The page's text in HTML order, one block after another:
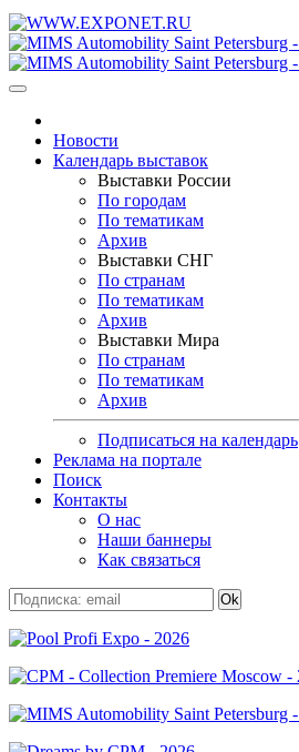
Новости
Календарь выставок
Выставки России
По городам
По тематикам
Архив
Выставки СНГ
По странам
По тематикам
Архив
Выставки Мира
По странам
По тематикам
Архив
Подписаться на календарь
Реклама на портале
Поиск
Контакты
О нас
Наши баннеры
Как связаться